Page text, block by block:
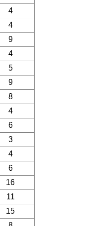
4
4
9
4
5
9
8
4
6
3
4
6
16
11
15